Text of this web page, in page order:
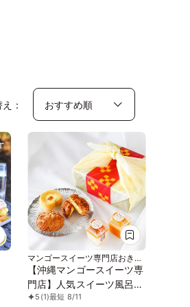
：
マンゴースイーツ専門店おきぽ
たショップ
【沖縄マンゴースイーツ専
門店】人気スイーツ風呂敷
ギフトセット（5種10個入
5 (1)最短 8/11